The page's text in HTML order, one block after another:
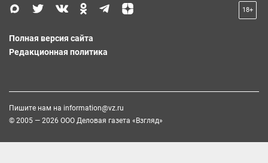
18+
Полная версия сайта
Редакционная политика
Пишите нам на information@vz.ru
© 2005 — 2026 ООО Деловая газета «Взгляд»